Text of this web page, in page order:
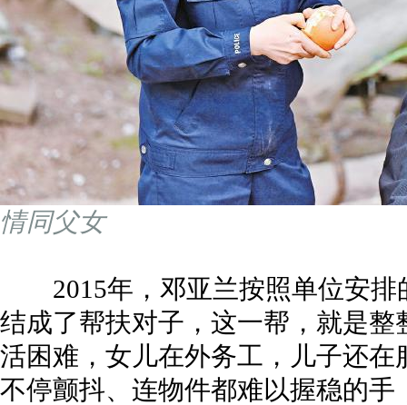
情同父女
2015年，邓亚兰按照单位安排
结成了帮扶对子，这一帮，就是
活困难，女儿在外务工，儿子还
不停颤抖、连物件都难以握稳的